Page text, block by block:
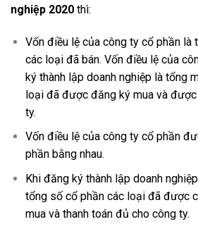
nghiệp 2020 thì:
Vốn điều lệ của công ty cổ phần là
các loại đã bán. Vốn điều lệ của
ký thành lập doanh nghiệp là tổng
loại đã được đăng ký mua và
ty.
Vốn điều lệ của công ty cổ phần
phần bằng nhau.
Khi đăng ký thành lập doanh
tổng số cổ phần các loại đã được
mua và thanh toán đủ cho công ty.